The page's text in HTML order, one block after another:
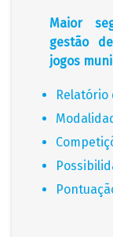
Maior
gestão
jogos
Relatório